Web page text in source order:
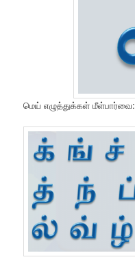
மெய் எழுத்துக்கள் மீள்பார்வை: